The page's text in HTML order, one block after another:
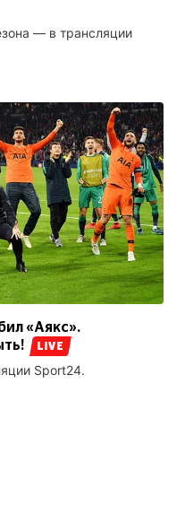
— в трансляции
«Аякс».
LIVE
Sport24.